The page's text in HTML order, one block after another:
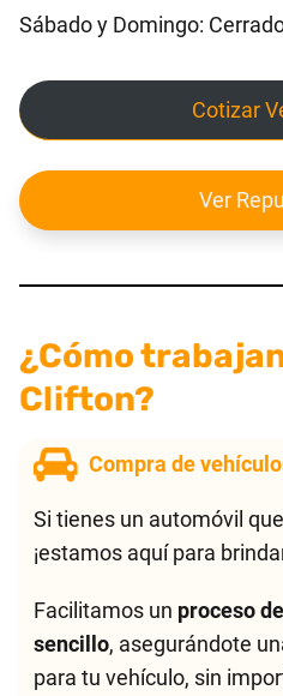
Sábado y Domingo:
Cotizar
Ver
¿Cómo
Clifton?
Compra de
Si tienes un automóvil
¡estamos aquí para
Facilitamos un proceso
sencillo, asegurándote
para tu vehículo, sin